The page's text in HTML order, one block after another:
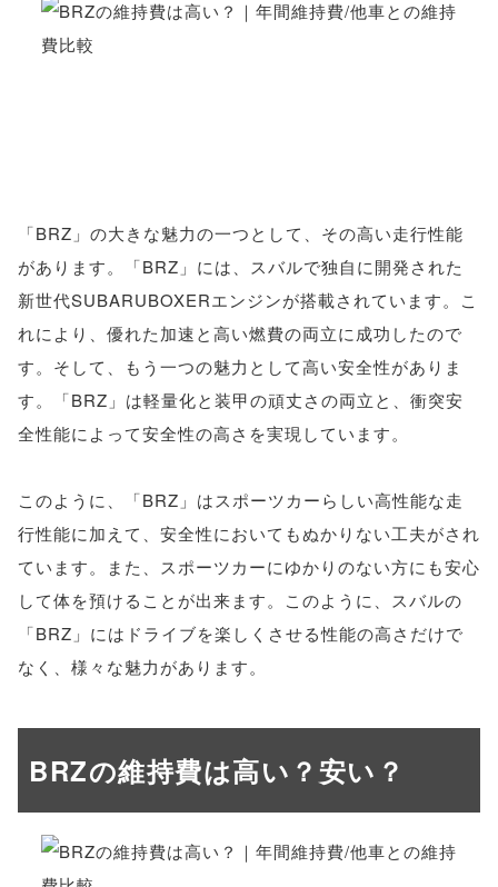
「BRZ」の大きな魅力の一つとして、その高い走行性能
があります。「BRZ」には、スバルで独自に開発された
新世代SUBARUBOXERエンジンが搭載されています。こ
れにより、優れた加速と高い燃費の両立に成功したので
す。そして、もう一つの魅力として高い安全性がありま
す。「BRZ」は軽量化と装甲の頑丈さの両立と、衝突安
全性能によって安全性の高さを実現しています。
このように、「BRZ」はスポーツカーらしい高性能な走
行性能に加えて、安全性においてもぬかりない工夫がされ
ています。また、スポーツカーにゆかりのない方にも安心
して体を預けることが出来ます。このように、スバルの
「BRZ」にはドライブを楽しくさせる性能の高さだけで
なく、様々な魅力があります。
BRZの維持費は高い？安い？